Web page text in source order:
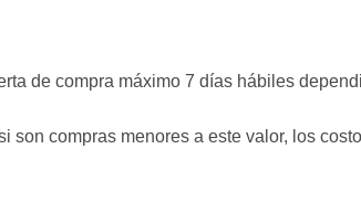
de compra máximo 7 días hábiles
compras menores a este valor, los